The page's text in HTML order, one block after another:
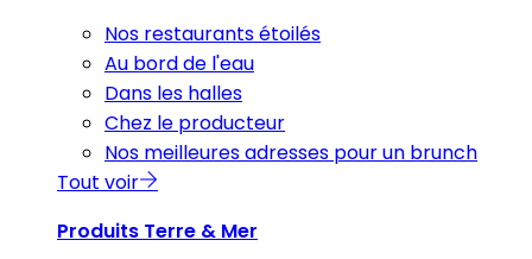
Nos restaurants étoilés
Au bord de l'eau
Dans les halles
Chez le producteur
Nos meilleures adresses pour un brunch
Tout voir
Produits Terre & Mer